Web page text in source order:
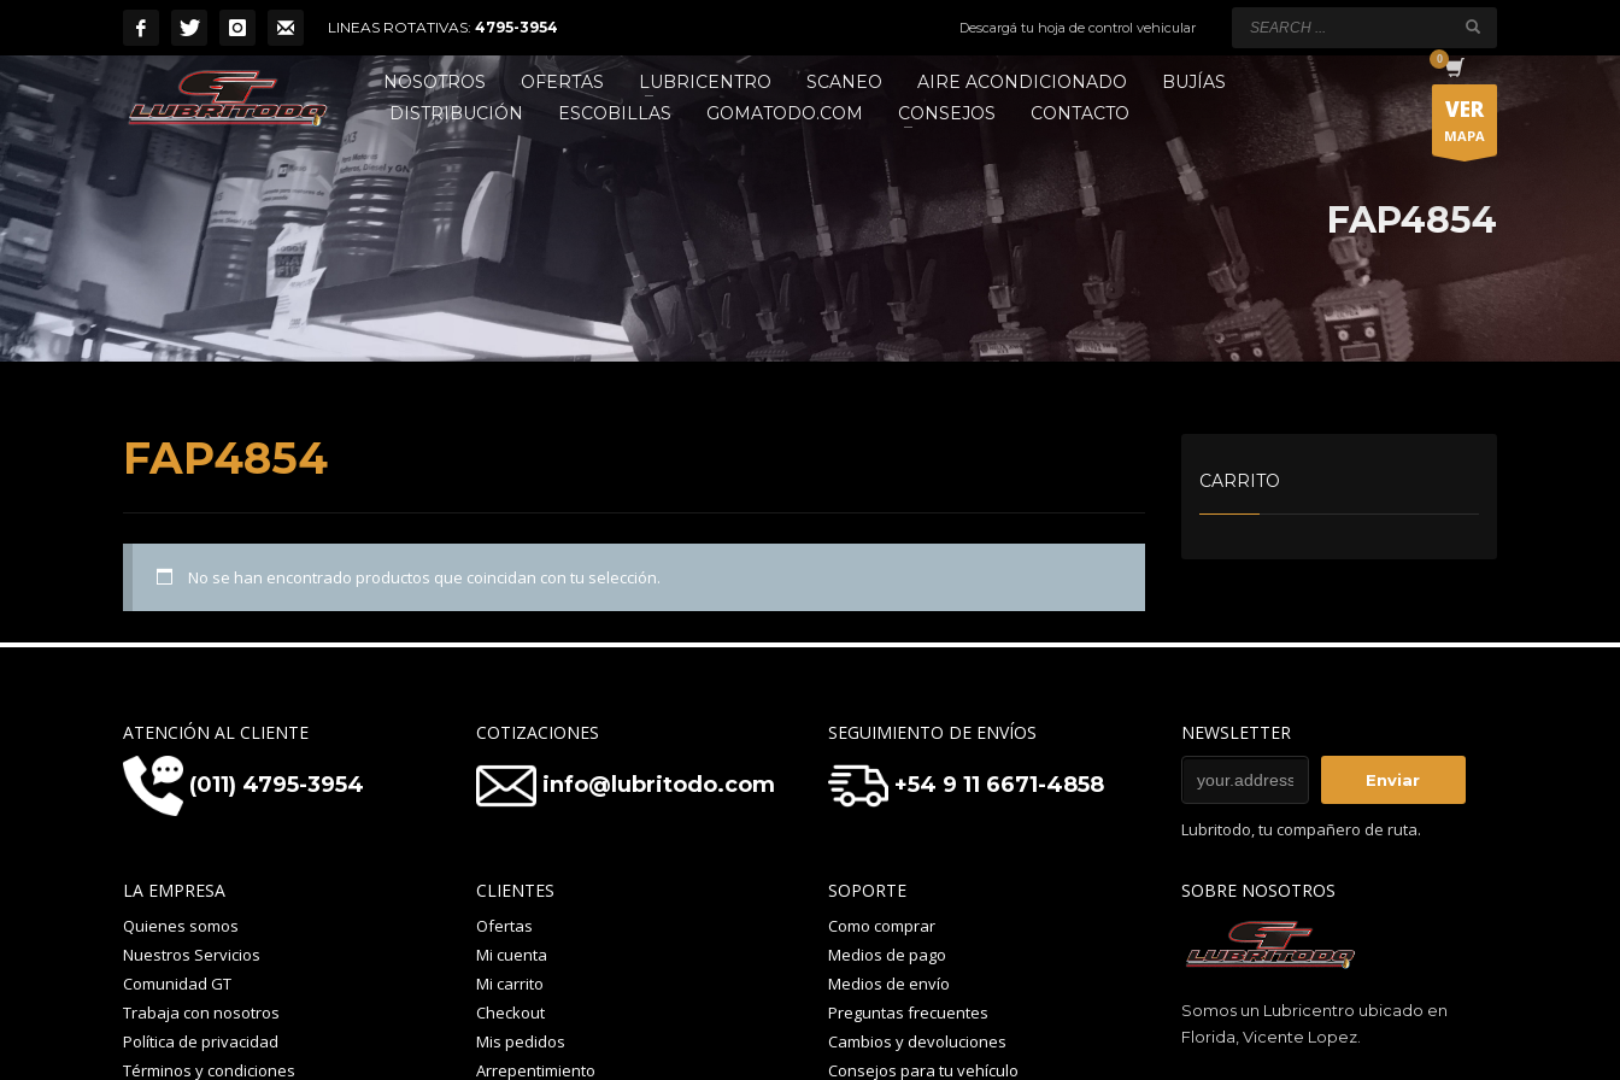
LINEAS ROTATIVAS: 4795-3954 Descargá tu hoja de control vehicular
NOSOTROS OFERTAS LUBRICENTRO SCANEO AIRE ACONDICIONADO
BUJÍAS
DISTRIBUCIÓN
ESCOBILLAS GOMATODO.COM CONSEJOS CONTACTO VER
MAPA
FAP4854
FAP4854
No se han encontrado productos que coincidan con tu selección.
CARRITO
ATENCIÓN AL CLIENTE
(011) 4795-3954
COTIZACIONES
info@lubritodo.com
SEGUIMIENTO DE ENVÍOS
+54 9 11 6671-4858
NEWSLETTER
Lubritodo, tu compañero de ruta.
LA EMPRESA
Quienes somos
Nuestros Servicios
Comunidad GT
Trabaja con nosotros
Política de privacidad
Términos y condiciones
CLIENTES
Ofertas
Mi cuenta
Mi carrito
Checkout
Mis pedidos
Arrepentimiento
SOPORTE
Como comprar
Medios de pago
Medios de envío
Preguntas frecuentes
Cambios y devoluciones
Consejos para tu vehículo
SOBRE NOSOTROS
Somos un Lubricentro ubicado en
Florida, Vicente Lopez.